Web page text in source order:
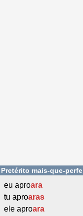
Pretérito mais-que-
eu aproara
tu aproaras
ele aproara